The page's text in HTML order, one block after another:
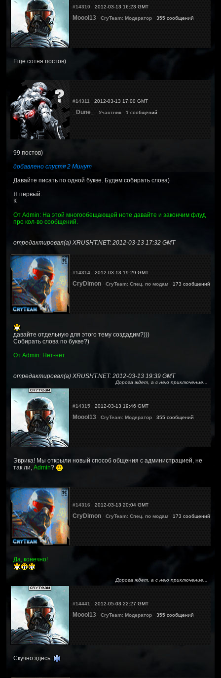
#14310 2012-03-13 16:23 GMT
Moool13 CryTeam: Модератор 355 сообщений
Еще сотня постов)
#14311 2012-03-13 17:00 GMT
_Dune_ Участник 1 сообщений
99 постов)
добавлено спустя 2 Минут
Давайте писать по одной букве. Будем собирать слова)
Я первый:
К
От Admin: На этой многообещающей ноте давайте и закончим флуд
про кол-во сообщений.
отредактировал(а) XRUSHT.NET: 2012-03-13 17:32 GMT
#14314 2012-03-13 19:29 GMT
CryDimon CryTeam: Спец. по модам 173 сообщений
давайте отдельную для этого тему создадим?)))
Собирать слова по букве?)
От Admin: Нет-нет.
отредактировал(а) XRUSHT.NET: 2012-03-13 19:39 GMT
Дорога ждет, а с нею приключение...
#14315 2012-03-13 19:46 GMT
Moool13 CryTeam: Модератор 355 сообщений
Эврика! Мы открыли новый способ общения с администрацией, не
так ли, Admin?
#14316 2012-03-13 20:04 GMT
CryDimon CryTeam: Спец. по модам 173 сообщений
Да, конечно!
Дорога ждет, а с нею приключение...
#14441 2012-05-03 22:27 GMT
Moool13 CryTeam: Модератор 355 сообщений
Скучно здесь..